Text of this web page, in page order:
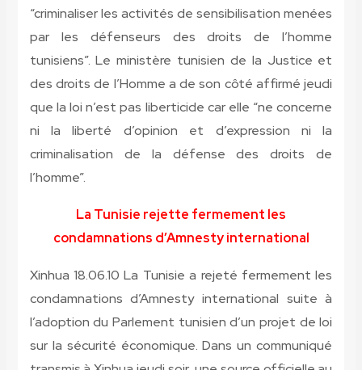
“criminaliser les activités de sensibilisation menées
par les défenseurs des droits de l’homme
tunisiens”. Le ministère tunisien de la Justice et
des droits de l’Homme a de son côté affirmé jeudi
que la loi n’est pas liberticide car elle “ne concerne
ni la liberté d’opinion et d’expression ni la
criminalisation de la défense des droits de
l’homme”.
La Tunisie rejette fermement les
condamnations d’Amnesty international
Xinhua 18.06.10 La Tunisie a rejeté fermement les
condamnations d’Amnesty international suite à
l’adoption du Parlement tunisien d’un projet de loi
sur la sécurité économique. Dans un communiqué